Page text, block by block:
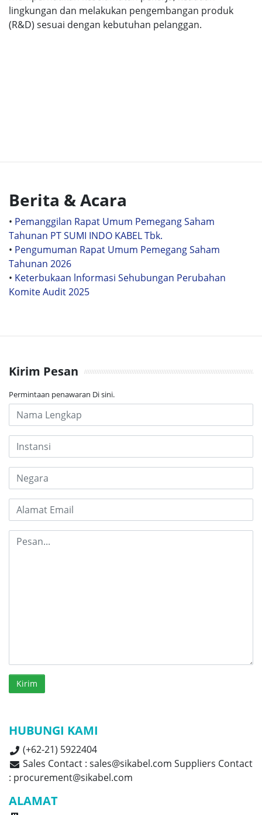
lingkungan dan melakukan pengembangan produk
(R&D) sesuai dengan kebutuhan pelanggan.
Berita & Acara
• Pemanggilan Rapat Umum Pemegang Saham
Tahunan PT SUMI INDO KABEL Tbk.
• Pengumuman Rapat Umum Pemegang Saham
Tahunan 2026
• Keterbukaan lnformasi Sehubungan Perubahan
Komite Audit 2025
Kirim Pesan
Permintaan penawaran Di sini.
Nameeeee
Company
Country
Email Address
Comments
Kirim
HUBUNGI KAMI
(+62-21) 5922404
Sales Contact : sales@sikabel.com Suppliers Contact
: procurement@sikabel.com
ALAMAT